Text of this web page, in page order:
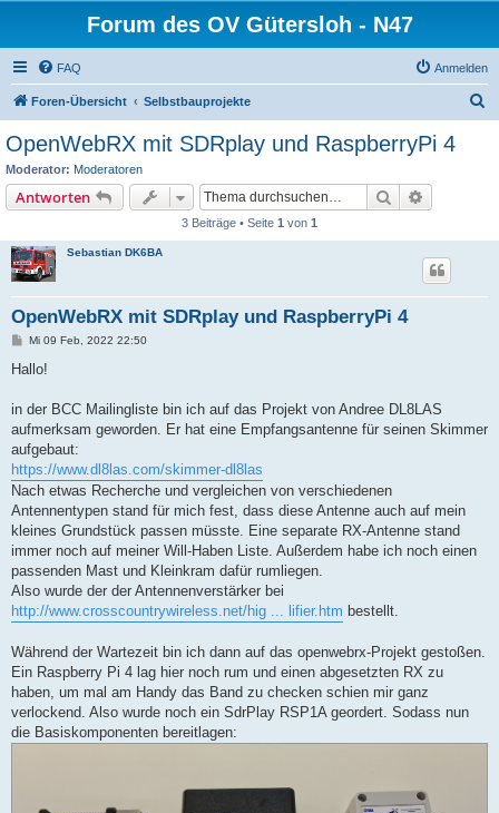
Forum des OV Gütersloh - N47
FAQ Anmelden
Foren-Übersicht Selbstbauprojekte
OpenWebRX mit SDRplay und RaspberryPi 4
Moderator: Moderatoren
Antworten Suche
3 Beiträge • Seite 1 von 1
Sebastian DK6BA
OpenWebRX mit SDRplay und RaspberryPi 4
B
i
a
Mi 09 Feb, 2022 22:50
Hallo!
in der BCC Mailingliste bin ich auf das Projekt von Andree DL8LAS
aufmerksam geworden. Er hat eine Empfangsantenne für seinen Skimmer
aufgebaut:
https://www.dl8las.com/skimmer-dl8las
Nach etwas Recherche und vergleichen von verschiedenen
Antennentypen stand für mich fest, dass diese Antenne auch auf mein
kleines Grundstück passen müsste. Eine separate RX-Antenne stand
immer noch auf meiner Will-Haben Liste. Außerdem habe ich noch einen
passenden Mast und Kleinkram dafür rumliegen.
Also wurde der der Antennenverstärker bei
http://www.crosscountrywireless.net/hig ... lifier.htm bestellt.
Während der Wartezeit bin ich dann auf das openwebrx-Projekt gestoßen.
Ein Raspberry Pi 4 lag hier noch rum und einen abgesetzten RX zu
haben, um mal am Handy das Band zu checken schien mir ganz
verlockend. Also wurde noch ein SdrPlay RSP1A geordert. Sodass nun
die Basiskomponenten bereitlagen: